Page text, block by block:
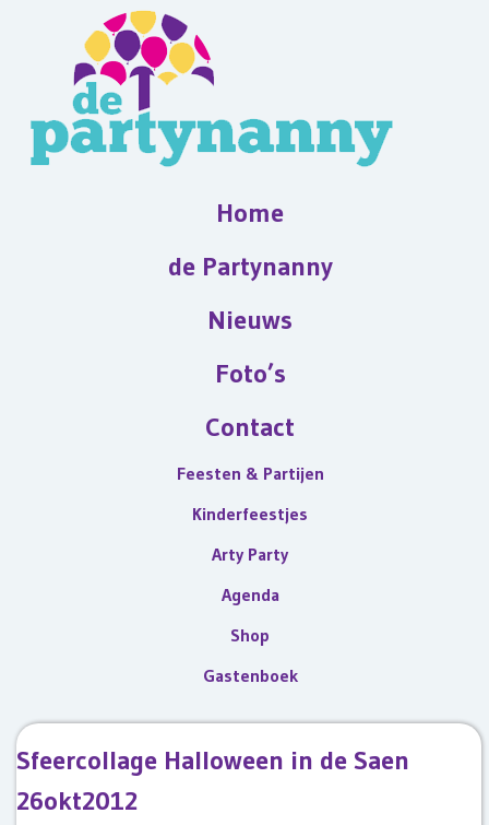
Home
de Partynanny
Nieuws
Foto’s
Contact
Feesten & Partijen
Kinderfeestjes
Arty Party
Agenda
Shop
Gastenboek
Sfeercollage Halloween in de Saen
26okt2012